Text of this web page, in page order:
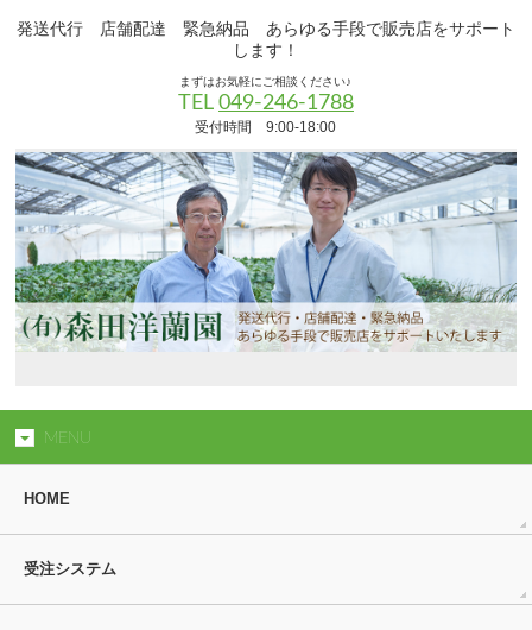
発送代行 店舗配達 緊急納品 あらゆる手段で販売店をサポート
します！
まずはお気軽にご相談ください♪
TEL 049-246-1788
受付時間 9:00-18:00
MENU
HOME
受注システム